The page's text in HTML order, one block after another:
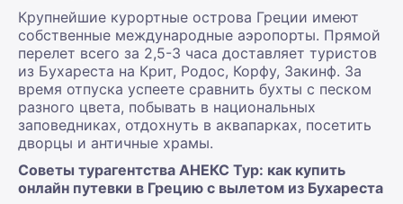
Крупнейшие курортные острова Греции имеют
собственные международные аэропорты. Прямой
перелет всего за 2,5-3 часа доставляет туристов
из Бухареста на Крит, Родос, Корфу, Закинф. За
время отпуска успеете сравнить бухты с песком
разного цвета, побывать в национальных
заповедниках, отдохнуть в аквапарках, посетить
дворцы и античные храмы.
Советы турагентства АНЕКС Тур: как купить
онлайн путевки в Грецию с вылетом из Бухареста